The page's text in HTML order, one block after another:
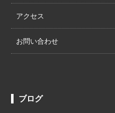
アクセス
お問い合わせ
ブログ